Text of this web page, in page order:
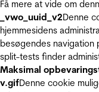
Få mere at vide om
_vwo_uuid_v2Denne
hjemmesidens
besøgendes
split-tests finder
Maksimal
v.gifDenne cookie